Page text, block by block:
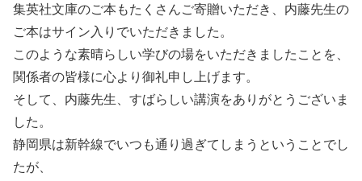
集英社文庫のご本もたくさんご寄贈いただき、内藤先生の
ご本はサイン入りでいただきました。
このような素晴らしい学びの場をいただきましたことを、
関係者の皆様に心より御礼申し上げます。
そして、内藤先生、すばらしい講演をありがとうございま
した。
静岡県は新幹線でいつも通り過ぎてしまうということでし
たが、